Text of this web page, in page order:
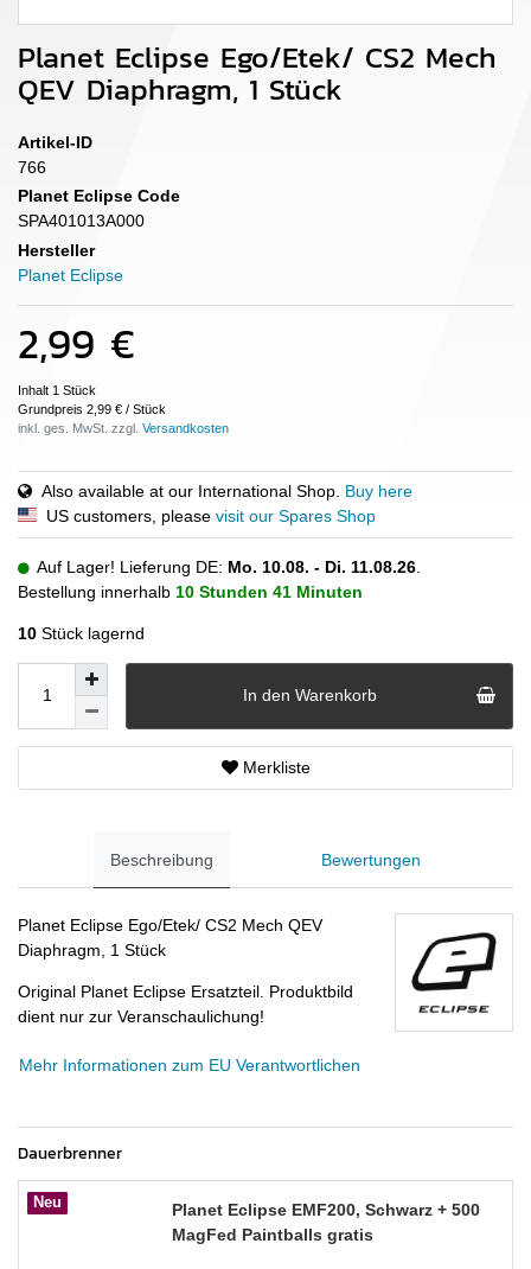
Planet Eclipse Ego/Etek/ CS2 Mech
QEV Diaphragm, 1 Stück
Artikel-ID
766
Planet Eclipse Code
SPA401013A000
Hersteller
Planet Eclipse
2,99 €
Inhalt 1 Stück
Grundpreis 2,99 € / Stück
inkl. ges. MwSt. zzgl.
Also available at our International Shop. Buy here
US customers, please visit our Spares Shop
Auf Lager! Lieferung DE: Mo. 10.08. - Di. 11.08.26
Bestellung innerhalb 10 Stunden 41 Minuten
10 Stück lagernd
In den Warenkorb
Merkliste
Beschreibung Bewertungen
Planet Eclipse Ego/Etek/ CS2 Mech QEV
Diaphragm, 1 Stück
Original Planet Eclipse Ersatzteil. Produktbild
dient nur zur Veranschaulichung!
Mehr Informationen zum EU Verantwortlichen
Dauerbrenner
Neu
Planet Eclipse EMF200, Schwarz + 500
MagFed Paintballs gratis